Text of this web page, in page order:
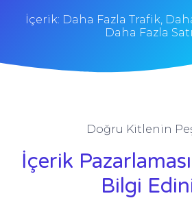
İçerik: Daha Fazla Trafik,
Daha Fazla
Doğru Kitlenin
İçerik
Bilgi